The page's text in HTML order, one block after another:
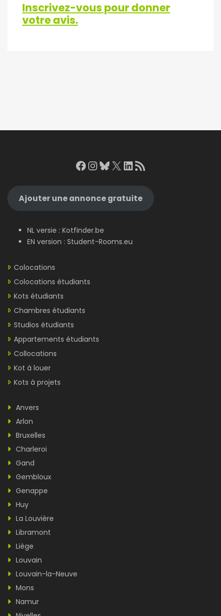
Inscrivez-vous pour donner
votre avis.
Facebook
Instagram
Bluesky
X LinkedIn
RSS Feed
Ajouter une annonce gratuite
NL versie : Kotfinder.be
EN version : Student-Rooms.eu
Colocations
Colocations étudiants
Kots étudiants
Chambres étudiants
Studios étudiants
Appartements étudiants
Collocations
Kot à louer
Kots à projets
Anvers
Arlon
Bruxelles
Charleroi
Gand
Gembloux
Genappe
Huy
La Louvière
Libramont
Liège
Louvain
Louvain-la-Neuve
Mons
Namur